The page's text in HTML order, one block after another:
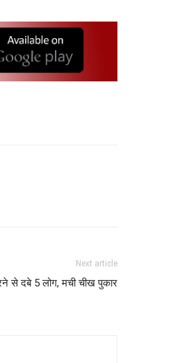
Next article
से दबे 5 लोग, मची चीख पुकार